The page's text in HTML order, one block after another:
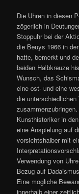
Die Uhren in diesen
zögerlich in
Stoppuhr bei der
die Beuys 1966 in
hatte, bemerkt und
beiden Halbkreuze
Wunsch, das
eine ost- und eine
die
Kunsthistoriker in
eine Anspielung auf
vorsichtshalber mit
Verwendung von
Bezug auf
Eine mögliche
innerhalb einer